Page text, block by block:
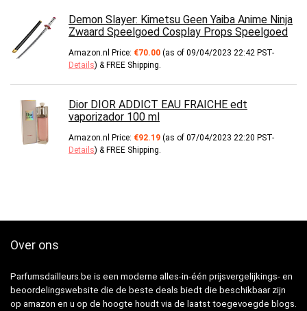
Demon Slayer: Kimetsu Geen Yaiba Anime Ninja
Zwaard Speelgoed Cosplay Props Speelgoed
Amazon.nl Price: €70.00 (as of 09/04/2023 22:42 PST-
Details) & FREE Shipping
Dior DIOR ADDICT EAU FRAICHE edt
vaporizador 100 ml
Amazon.nl Price: €92.19 (as of 07/04/2023 22:20 PST-
Details) & FREE Shipping
Over ons
Parfumsdailleurs.be is een moderne alles-in-één prijsvergelijkings- en
beoordelingswebsite die de beste deals biedt die beschikbaar zijn
op amazon en u op de hoogte houdt via de laatst toegevoegde blogs.